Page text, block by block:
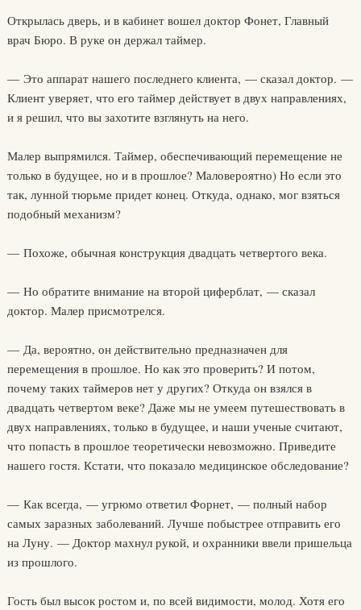
Открылась дверь, и в кабинет вошел доктор Фонет, Главный
врач Бюро. В руке он держал таймер.
— Это аппарат нашего последнего клиента, — сказал доктор. —
Клиент уверяет, что его таймер действует в двух направлениях,
и я решил, что вы захотите взглянуть на него.
Малер выпрямился. Таймер, обеспечивающий перемещение не
только в будущее, но и в прошлое? Маловероятно) Но если это
так, лунной тюрьме придет конец. Откуда, однако, мог взяться
подобный механизм?
— Похоже, обычная конструкция двадцать четвертого века.
— Но обратите внимание на второй циферблат, — сказал
доктор. Малер присмотрелся.
— Да, вероятно, он действительно предназначен для
перемещения в прошлое. Но как это проверить? И потом,
почему таких таймеров нет у других? Откуда он взялся в
двадцать четвертом веке? Даже мы не умеем путешествовать в
двух направлениях, только в будущее, и наши ученые считают,
что попасть в прошлое теоретически невозможно. Приведите
нашего гостя. Кстати, что показало медицинское обследование?
— Как всегда, — угрюмо ответил Форнет, — полный набор
самых заразных заболеваний. Лучше побыстрее отправить его
на Луну. — Доктор махнул рукой, и охранники ввели пришельца
из прошлого.
Гость был высок ростом и, по всей видимости, молод. Хотя его